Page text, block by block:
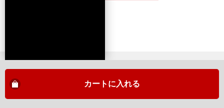
カートに入れる
カレンダー
日
水 木
1